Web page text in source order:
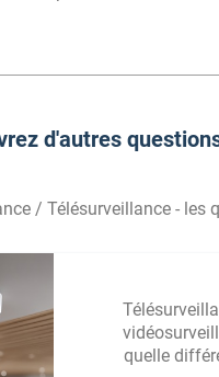
d'autres
/ Télésurveillance - les
quelle